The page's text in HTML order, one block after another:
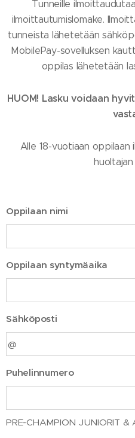
Tunneille
ilmoittautumislomake.
tunneista lähetetään
MobilePay-sovelluksen
oppilas lähetetään
HUOM! Lasku voidaan
Alle 18-vuotiaan oppilaan
Oppilaan nimi
Oppilaan syntymäaika
Sähköposti
Puhelinnumero
PRE-CHAMPION JUNIORIT &